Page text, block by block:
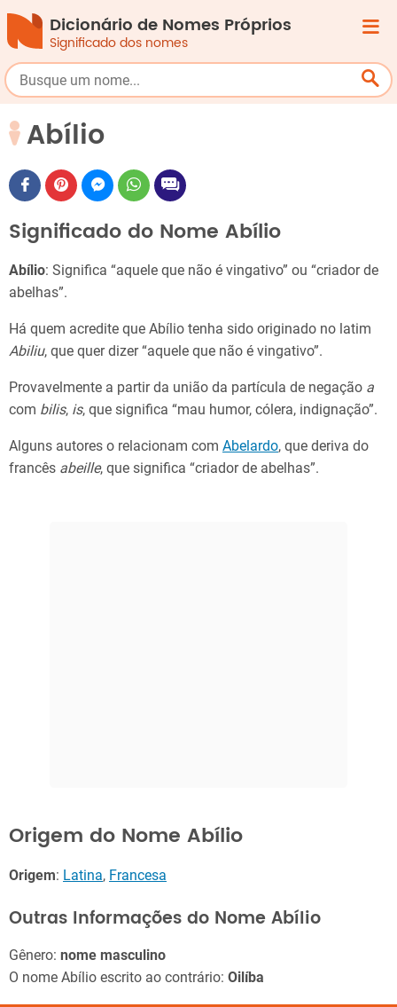
Dicionário de Nomes Próprios
Significado dos nomes
Abílio
Significado do Nome Abílio
Abílio: Significa “aquele que não é vingativo” ou “criador de
abelhas”.
Há quem acredite que Abílio tenha sido originado no latim
Abiliu, que quer dizer “aquele que não é vingativo”.
Provavelmente a partir da união da partícula de negação a
com bilis, is, que significa “mau humor, cólera, indignação”.
Alguns autores o relacionam com Abelardo, que deriva do
francês abeille, que significa “criador de abelhas”.
Origem do Nome Abílio
Origem: Latina, Francesa
Outras Informações do Nome Abílio
Gênero: nome masculino
O nome Abílio escrito ao contrário: Oilíba